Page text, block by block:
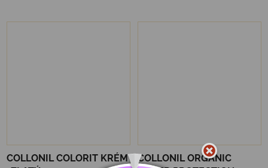
COLLONIL COLORIT KRÉM
COLLONIL ORGANIC